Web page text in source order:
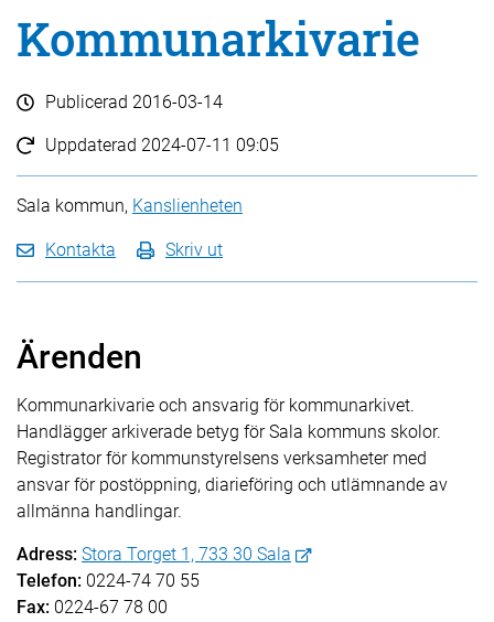
Kommunarkivarie
Publicerad 2016-03-14
Uppdaterad 2024-07-11 09:05
Sala kommun, Kanslienheten
Kontakta Skriv ut
Ärenden
Kommunarkivarie och ansvarig för kommunarkivet.
Handlägger arkiverade betyg för Sala kommuns skolor.
Registrator för kommunstyrelsens verksamheter med
ansvar för postöppning, diarieföring och utlämnande av
allmänna handlingar.
Adress: Stora Torget 1, 733 30 Sala
Telefon: 0224-74 70 55
Fax: 0224-67 78 00